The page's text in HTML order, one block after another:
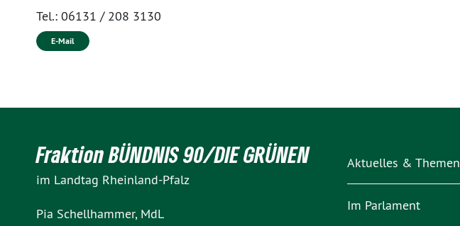
Tel.: 06131 / 208 3130
E-Mail
Fraktion BÜNDNIS 90/DIE GRÜNEN
im Landtag Rheinland-Pfalz
Pia Schellhammer, MdL
Aktuelles & Themen
Im Parlament